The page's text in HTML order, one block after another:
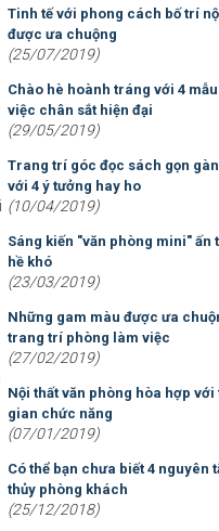
Tinh tế với phong cách bố trí
được ưa chuộng
(25/07/2019)
Chào hè hoành tráng với 4
việc chân sắt hiện đại
(29/05/2019)
Trang trí góc đọc sách gọn
với 4 ý tưởng hay ho
(10/04/2019)
Sáng kiến "văn phòng mini" ấn
hề khó
(23/03/2019)
Những gam màu được ưa
trang trí phòng làm việc
(27/02/2019)
Nội thất văn phòng hòa hợp với
gian chức năng
(07/01/2019)
Có thể bạn chưa biết 4 nguyên
thủy phòng khách
(25/12/2018)